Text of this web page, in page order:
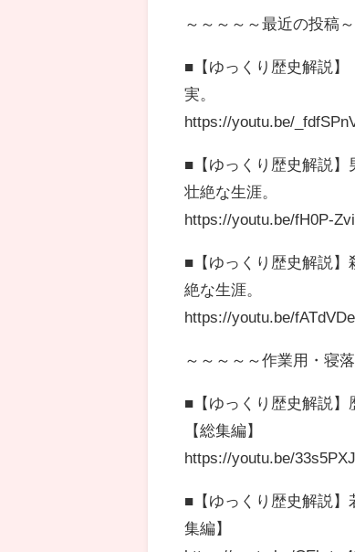
～～～～～最近の投稿
■【ゆっくり歴史解説】
実。
https://youtu.be/
■【ゆっくり歴史解説
壮絶な生涯。
https://youtu.be/fH0P-
■【ゆっくり歴史解説
絶な生涯。
https://youtu.be/
～～～～～作業用・寝
■【ゆっくり歴史解説】
【総集編】
https://youtu.be/
■【ゆっくり歴史解説
集編】